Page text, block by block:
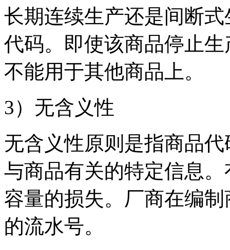
长期连续生产还是间断
代码。即使该商品停止
不能用于其他商品上。
3）无含义性
无含义性原则是指商品
与商品有关的特定信息
容量的损失。厂商在编
的流水号。